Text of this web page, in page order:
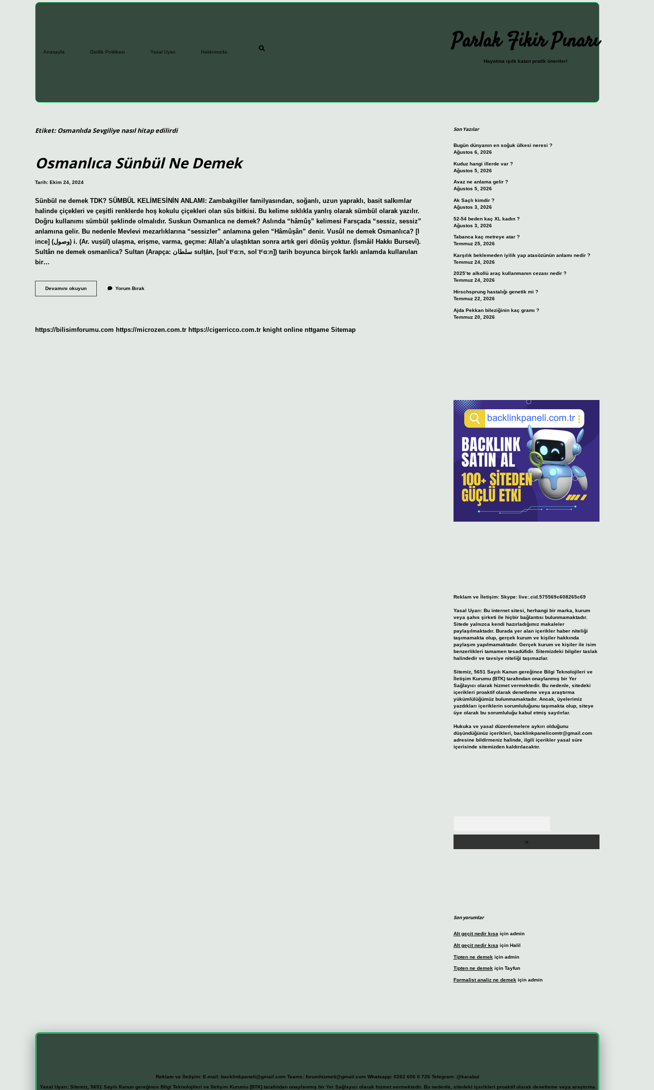
Anasayfa Gizlilik Politikası Yasal Uyarı Hakkımızda Parlak Fikir Pınarı
Hayatına ışıltı katan pratik öneriler!
Etiket:Osmanlıda Sevgiliye nasıl hitap edilirdi
Osmanlıca Sünbül Ne Demek
Tarih: Ekim 24, 2024
Sünbül ne demek TDK? SÜMBÜL KELİMESİNİN ANLAMI: Zambakgiller familyasından, soğanlı, uzun yapraklı, basit salkımlar
halinde çiçekleri ve çeşitli renklerde hoş kokulu çiçekleri olan süs bitkisi. Bu kelime sıklıkla yanlış olarak sümbül olarak yazılır.
Doğru kullanımı sümbül şeklinde olmalıdır. Suskun Osmanlıca ne demek? Aslında “hâmûş” kelimesi Farsçada “sessiz, sessiz”
anlamına gelir. Bu nedenle Mevlevi mezarlıklarına “sessizler” anlamına gelen “Hâmûşân” denir. Vusûl ne demek Osmanlıca? [l
ince] (ﻭﺻﻮﻝ) i. (Ar. vuṣūl) ulaşma, erişme, varma, geçme: Allah’a ulaştıktan sonra artık geri dönüş yoktur. (İsmâil Hakkı Bursevî).
Sultân ne demek osmanlica? Sultan (Arapça: سلطان sulṭān, [sʊlˈtˤɑːn, solˈtˤɑːn]) tarih boyunca birçok farklı anlamda kullanılan
bir…
Devamını okuyunOsmanlıca
Sünbül
Yorum Bırak
https://bilisimforumu.com https://microzen.com.tr https://cigerricco.com.tr knight online nttgame Sitemap
Son Yazılar
Bugün dünyanın en soğuk ülkesi neresi ?
Ağustos 6, 2026
Kuduz hangi illerde var ?
Ağustos 5, 2026
Avaz ne anlama gelir ?
Ağustos 5, 2026
Ak Saçlı kimdir ?
Ağustos 3, 2026
52-54 beden kaç XL kadın ?
Ağustos 3, 2026
Tabanca kaç metreye atar ?
Temmuz 25, 2026
Karşılık beklemeden iyilik yap atasözünün anlamı nedir ?
Temmuz 24, 2026
2025’te alkollü araç kullanmanın cezası nedir ?
Temmuz 24, 2026
Hirschsprung hastalığı genetik mi ?
Temmuz 22, 2026
Ajda Pekkan bileziğinin kaç gramı ?
Temmuz 20, 2026
Reklam ve İletişim: Skype: live:.cid.575569c608265c69
Yasal Uyarı: Bu internet sitesi, herhangi bir marka, kurum
veya şahıs şirketi ile hiçbir bağlantısı bulunmamaktadır.
Sitede yalnızca kendi hazırladığımız makaleler
paylaşılmaktadır. Burada yer alan içerikler haber niteliği
taşımamakta olup, gerçek kurum ve kişiler hakkında
paylaşım yapılmamaktadır. Gerçek kurum ve kişiler ile isim
benzerlikleri tamamen tesadüfidir. Sitemizdeki bilgiler taslak
halindedir ve tavsiye niteliği taşımazlar.
Sitemiz, 5651 Sayılı Kanun gereğince Bilgi Teknolojileri ve
İletişim Kurumu (BTK) tarafından onaylanmış bir Yer
Sağlayıcı olarak hizmet vermektedir. Bu nedenle, sitedeki
içerikleri proaktif olarak denetleme veya araştırma
yükümlülüğümüz bulunmamaktadır. Ancak, üyelerimiz
yazdıkları içeriklerin sorumluluğunu taşımakta olup, siteye
üye olarak bu sorumluluğu kabul etmiş sayılırlar.
Hukuka ve yasal düzenlemelere aykırı olduğunu
düşündüğünüz içerikleri, backlinkpanelicomtr@gmail.com
adresine bildirmeniz halinde, ilgili içerikler yasal süre
içerisinde sitemizden kaldırılacaktır.
Son yorumlar
Alt geçit nedir kısaiçin admin
Alt geçit nedir kısa için Halil
Tipten ne demek için admin
Tipten ne demek için Tayfun
Formalist analiz ne demek için admin
Reklam ve İletişim: E-mail: backlinkpaneli@gmail.com Teams: forumhizmeti@gmail.com Whatsapp: 0262 606 0 726 Telegram: @karabul
Yasal Uyarı:Sitemiz, 5651 Sayılı Kanun gereğince Bilgi Teknolojileri ve İletişim Kurumu (BTK) tarafından onaylanmış bir Yer Sağlayıcı olarak hizmet vermektedir. Bu nedenle, sitedeki içerikleri proaktif olarak denetleme veya araştırma